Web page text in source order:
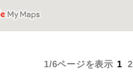
1/6ページを表示 1 2